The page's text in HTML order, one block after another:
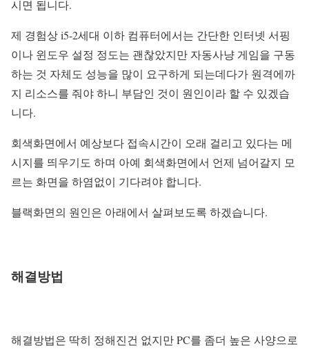
시면 됩니다.
제 경험상 i5-2세대 이하 컴퓨터에서는 간단한 인터넷 서핑
이나 윈도우 설정 정도는 괜찮았지만 자동사냥 게임을 구동
하는 것 자체도 성능을 많이 요구하게 되는데다가 원격에까
지 리소스를 줘야 하니 부담인 것이 원인이라 할 수 있겠습
니다.
회색화면에서 예상보다 접속시간이 오래 걸리고 있다는 메
시지를 띄우기도 하며 아예 회색화면에서 언제 넘어갈지 모
르는 화면을 하염없이 기다려야 합니다.
블랙화면의 원인은 아래에서 살펴보도록 하겠습니다.
해결방법
해결방법은 딱히 정해진건 없지만 PC를 좀더 높은 사양으로